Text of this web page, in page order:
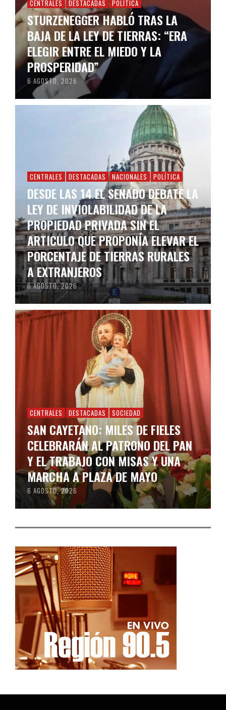
CENTRALES DESTACADAS POLÍTICA
STURZENEGGER HABLÓ TRAS LA
BAJA DE LA LEY DE TIERRAS: “ERA
ELEGIR ENTRE EL MIEDO Y LA
PROSPERIDAD”
6 AGOSTO, 2026
CENTRALES DESTACADAS NACIONALES POLÍTICA
DESDE LAS 14 EL SENADO DEBATE LA
LEY DE INVIOLABILIDAD DE LA
PROPIEDAD PRIVADA SIN EL
ARTICULO QUE PROPONÍA ELEVAR EL
PORCENTAJE DE TIERRAS RURALES
A EXTRANJEROS
6 AGOSTO, 2026
CENTRALES DESTACADAS SOCIEDAD
SAN CAYETANO: MILES DE FIELES
CELEBRARÁN AL PATRONO DEL PAN
Y EL TRABAJO CON MISAS Y UNA
MARCHA A PLAZA DE MAYO
6 AGOSTO, 2026